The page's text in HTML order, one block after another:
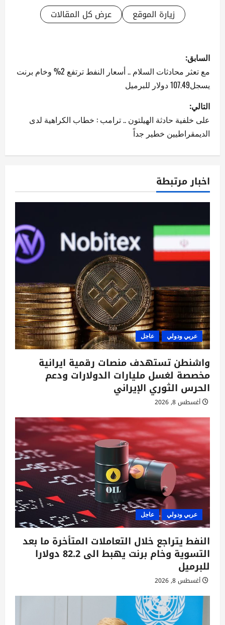
زيارة الموقع عرض كل المقالات
ت
ص
فّ
ح
ا
ل
م
ق
ا
ل
ا
ت
السابق:
مع تعثر محادثات السلام .. أسعار النفط ترتفع 2% وخام برنت
يسجل107.49 دولار للبرميل
التالي:
على خلفية حادثة الهيلتون .. ترامب : خطاب الكراهية لدى
الديمقراطيين خطير جداً
اخبار مرتبطة
عربي ودولي عاجل
واشنطن تستهدف منصات رقمية ايرانية
مخصصة لغسل مليارات الدولارات ودعم
الحرس الثوري الإيراني
أغسطس 8, 2026
عربي ودولي عاجل
النفط يتراجع خلال التعاملات المتأخرة ما بعد
التسوية وخام برنت يهبط الى 82.2 دولارا
للبرميل
أغسطس 8, 2026